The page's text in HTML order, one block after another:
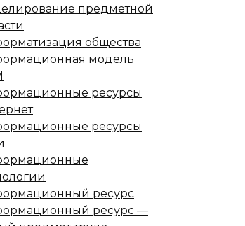
предметной
общества
модель
ресурсы
ресурсы
ресурс
ресурс —